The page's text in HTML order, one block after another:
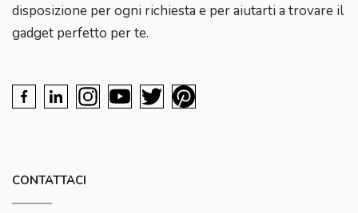
disposizione per ogni richiesta e per aiutarti a trovare il
gadget perfetto per te.
CONTATTACI